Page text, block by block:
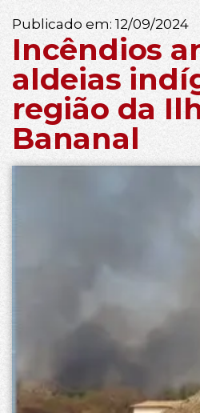
Publicado em: 12/09/2024
Incêndios
aldeias
região da
Bananal